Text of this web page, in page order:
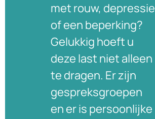
met rouw, depressie
of een beperking?
Gelukkig hoeft u
deze last niet alleen
te dragen. Er zijn
gespreksgroepen
en er is persoonlijke